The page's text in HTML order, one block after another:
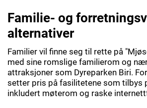
Familie- og
alternativer
Familier vil finne seg til rette på
med sine romslige familierom og
attraksjoner som Dyreparken Biri.
setter pris på fasilitetene som tilbys
inkludert møterom og raske